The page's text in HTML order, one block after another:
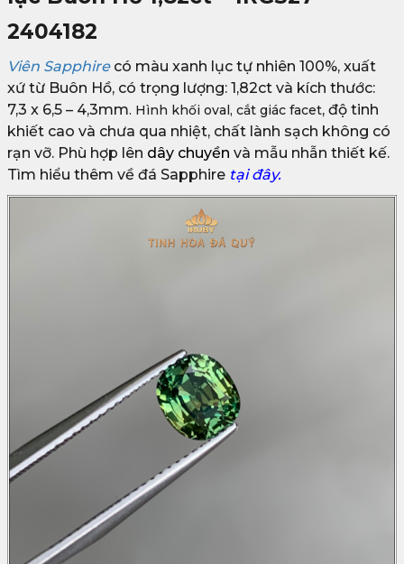
2404182
Viên Sapphire có màu xanh lục tự nhiên 100%, xuất
xứ từ Buôn Hồ, có trọng lượng: 1,82ct và kích thước:
7,3 x 6,5 – 4,3mm. Hình khối oval, cắt giác facet, độ tinh
khiết cao và chưa qua nhiệt, chất lành sạch không có
rạn vỡ. Phù hợp lên dây chuyền và mẫu nhẫn thiết kế.
Tìm hiểu thêm về đá Sapphire tại đây.